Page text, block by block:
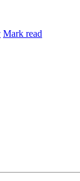
Mark read